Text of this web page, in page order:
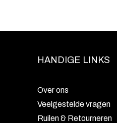
HANDIGE LINKS
Over ons
Veelgestelde vragen
Ruilen & Retourneren